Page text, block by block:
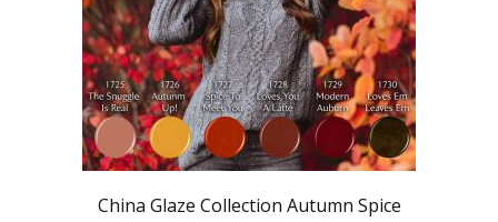
China Glaze Collection Autumn Spice